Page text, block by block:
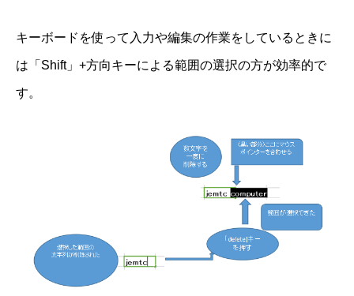
キーボードを使って入力や編集の作業をしているときに
は「Shift」+方向キーによる範囲の選択の方が効率的で
す。